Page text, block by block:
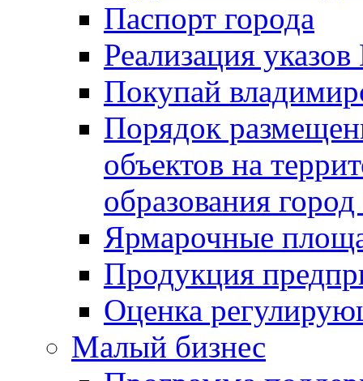
Паспорт города
Реализация
Покупай
Порядок
объектов на
образования
Ярмарочные
Продукция
Оценка
Малый бизнес